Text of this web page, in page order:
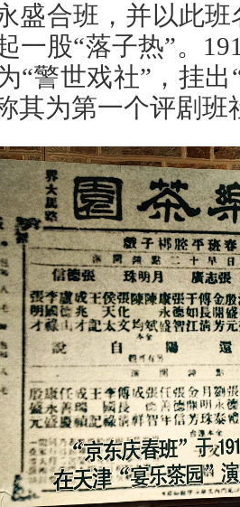
盛合班，并以此
一股“落子热”。
“警世戏社”，挂
其为第一个评剧班